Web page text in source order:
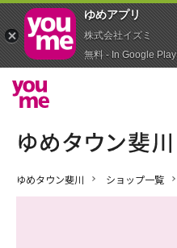
ゆめタウン斐川 ショップ一覧
ゆめアプ‪リ‬
株式会社イズミ
無料 - In Google Play